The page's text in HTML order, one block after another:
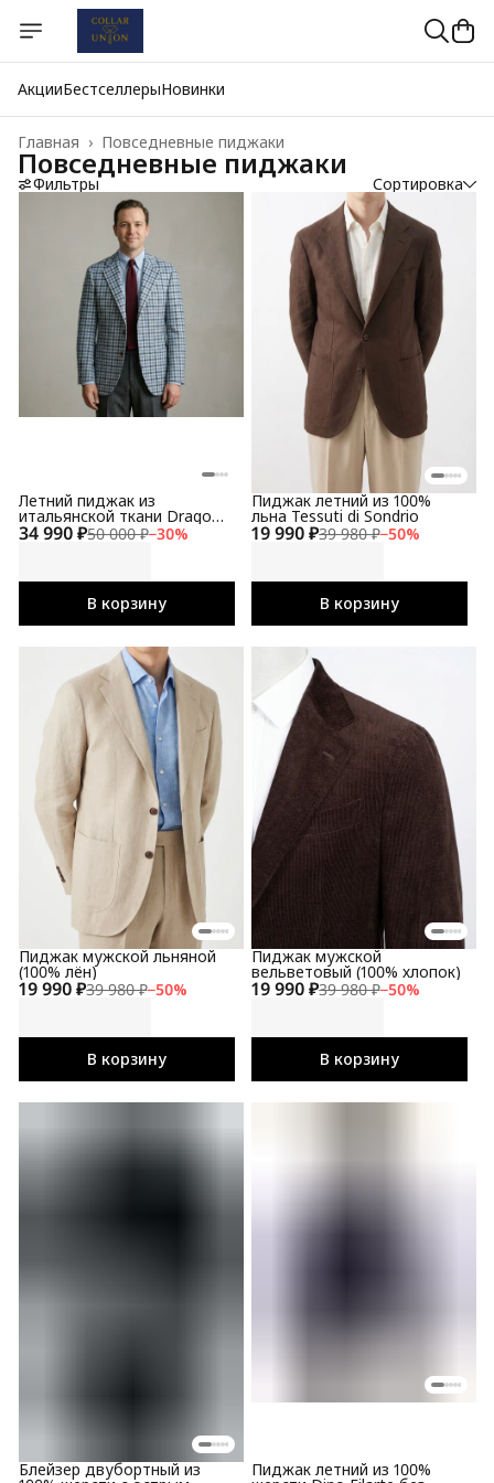
АкцииБестселлерыНовинки
Повседневные пиджаки
Главная ›
Повседневные пиджаки
Фильтры Сортировка
34 990 ₽50 000 ₽−30%
Летний пиджак из
итальянской ткани Drago
(шерсть,шёлк, лён)
В корзину
19 990 ₽39 980 ₽−50%
Пиджак летний из 100%
льна Tessuti di Sondrio
В корзину
19 990 ₽39 980 ₽−50%
Пиджак мужской льняной
(100% лён)
В корзину
19 990 ₽39 980 ₽−50%
Пиджак мужской
вельветовый (100% хлопок)
В корзину
Блейзер двубортный из Пиджак летний из 100%